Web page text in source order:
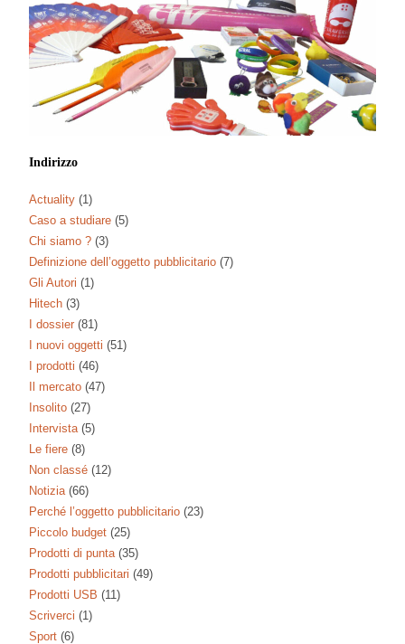
Indirizzo
Actuality (1)
Caso a studiare (5)
Chi siamo ? (3)
Definizione dell’oggetto pubblicitario (7)
Gli Autori (1)
Hitech (3)
I dossier (81)
I nuovi oggetti (51)
I prodotti (46)
Il mercato (47)
Insolito (27)
Intervista (5)
Le fiere (8)
Non classé (12)
Notizia (66)
Perché l’oggetto pubblicitario (23)
Piccolo budget (25)
Prodotti di punta (35)
Prodotti pubblicitari (49)
Prodotti USB (11)
Scriverci (1)
Sport (6)